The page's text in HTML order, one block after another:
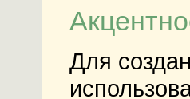
Для